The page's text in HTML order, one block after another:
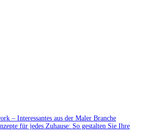
– Interessantes aus der Maler Branche